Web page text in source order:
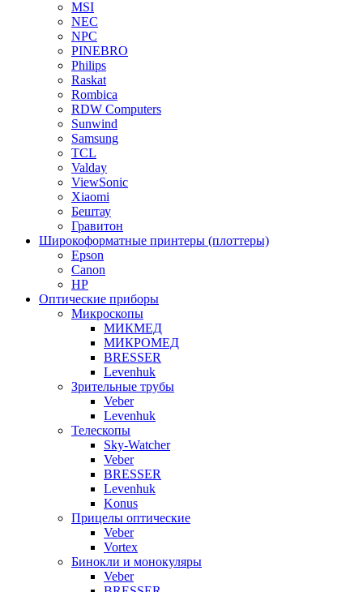
MSI
NEC
NPC
PINEBRO
Philips
Raskat
Rombica
RDW Computers
Sunwind
Samsung
TCL
Valday
ViewSonic
Xiaomi
Бештау
Гравитон
Широкоформатные принтеры (плоттеры)
Epson
Canon
HP
Оптические приборы
Микроскопы
МИКМЕД
МИКРОМЕД
BRESSER
Levenhuk
Зрительные трубы
Veber
Levenhuk
Телескопы
Sky-Watcher
Veber
BRESSER
Levenhuk
Konus
Прицелы оптические
Veber
Vortex
Бинокли и монокуляры
Veber